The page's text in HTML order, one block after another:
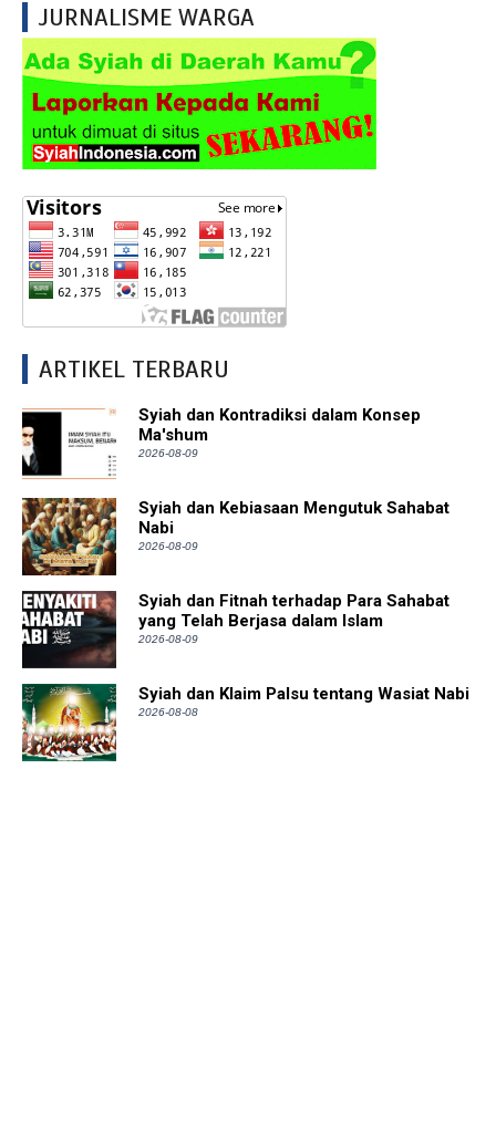
JURNALISME WARGA
ARTIKEL TERBARU
Syiah dan Kontradiksi dalam Konsep
Ma'shum
2026-08-09
Syiah dan Kebiasaan Mengutuk Sahabat
Nabi
2026-08-09
Syiah dan Fitnah terhadap Para Sahabat
yang Telah Berjasa dalam Islam
2026-08-09
Syiah dan Klaim Palsu tentang Wasiat Nabi
2026-08-08